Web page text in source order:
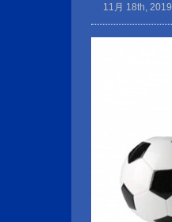
11月 18th, 2019